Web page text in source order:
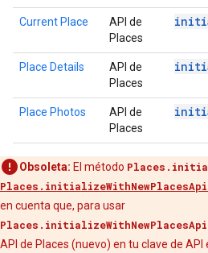
Current Place
API de
Places
Place Details
API de
Places
Place Photos
API de
Places
Obsoleta: El método
en cuenta que, para usar
API de Places (nuevo) en tu clave de API